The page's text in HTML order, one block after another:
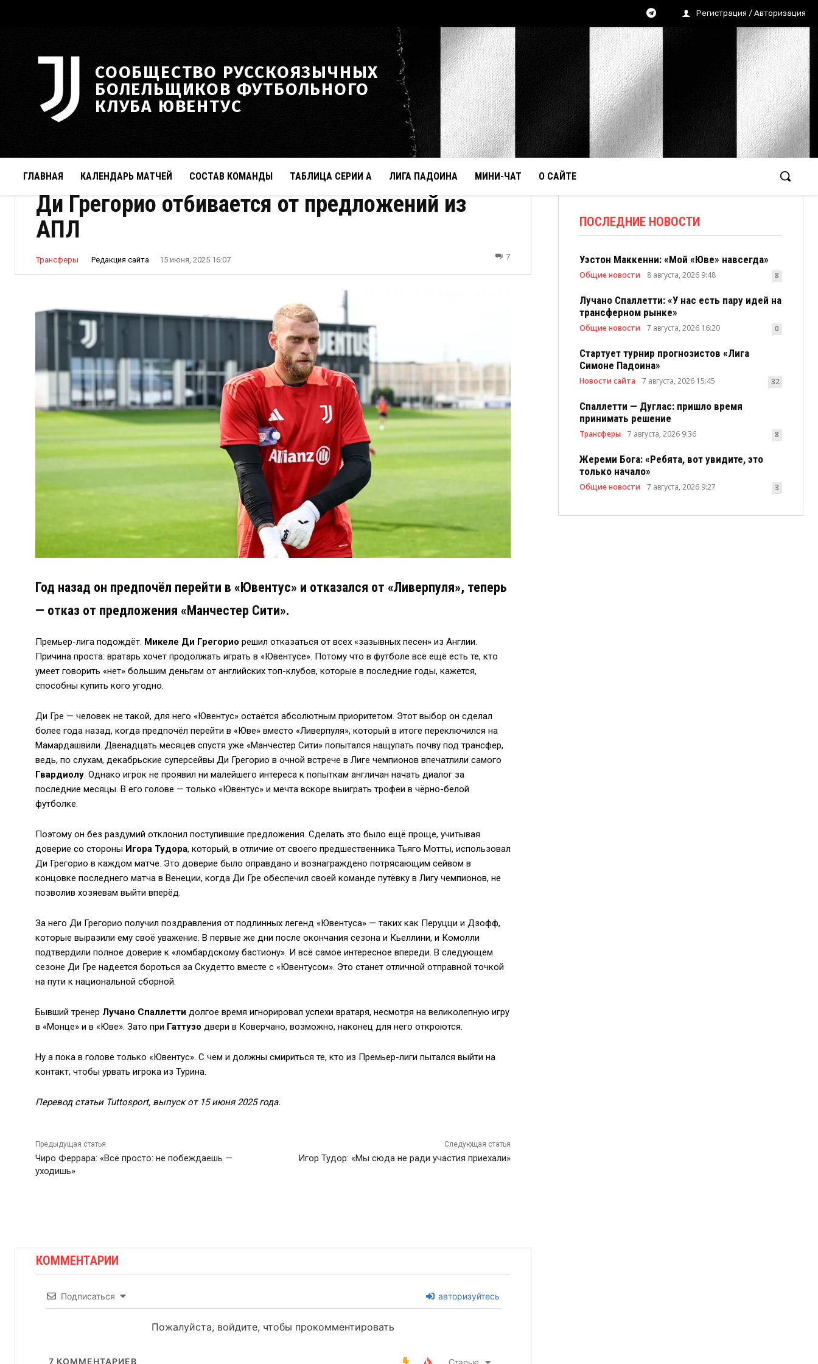
Регистрация / Авторизация
СООБЩЕСТВО РУССКОЯЗЫЧНЫХ
БОЛЕЛЬЩИКОВ ФУТБОЛЬНОГО
КЛУБА ЮВЕНТУС
ГЛАВНАЯ КАЛЕНДАРЬ МАТЧЕЙ СОСТАВ КОМАНДЫ ТАБЛИЦА СЕРИИ А ЛИГА ПАДОИНА МИНИ-ЧАТ О САЙТЕ
Ди Грегорио отбивается от предложений из
АПЛ
Трансферы Редакция сайта 15 июня, 2025 16:07 7
Год назад он предпочёл перейти в «Ювентус» и отказался от «Ливерпуля», теперь
— отказ от предложения «Манчестер Сити».
Премьер-лига подождёт. Микеле Ди Грегорио решил отказаться от всех «зазывных песен» из Англии.
Причина проста: вратарь хочет продолжать играть в «Ювентусе». Потому что в футболе всё ещё есть те, кто
умеет говорить «нет» большим деньгам от английских топ-клубов, которые в последние годы, кажется,
способны купить кого угодно.
Ди Гре — человек не такой, для него «Ювентус» остаётся абсолютным приоритетом. Этот выбор он сделал
более года назад, когда предпочёл перейти в «Юве» вместо «Ливерпуля», который в итоге переключился на
Мамардашвили. Двенадцать месяцев спустя уже «Манчестер Сити» попытался нащупать почву под трансфер,
ведь, по слухам, декабрьские суперсейвы Ди Грегорио в очной встрече в Лиге чемпионов впечатлили самого
Гвардиолу. Однако игрок не проявил ни малейшего интереса к попыткам англичан начать диалог за
последние месяцы. В его голове — только «Ювентус» и мечта вскоре выиграть трофеи в чёрно-белой
футболке.
Поэтому он без раздумий отклонил поступившие предложения. Сделать это было ещё проще, учитывая
доверие со стороны Игора Тудора, который, в отличие от своего предшественника Тьяго Мотты, использовал
Ди Грегорио в каждом матче. Это доверие было оправдано и вознаграждено потрясающим сейвом в
концовке последнего матча в Венеции, когда Ди Гре обеспечил своей команде путёвку в Лигу чемпионов, не
позволив хозяевам выйти вперёд.
За него Ди Грегорио получил поздравления от подлинных легенд «Ювентуса» — таких как Перуцци и Дзофф,
которые выразили ему своё уважение. В первые же дни после окончания сезона и Кьеллини, и Комолли
подтвердили полное доверие к «ломбардскому бастиону». И всё самое интересное впереди. В следующем
сезоне Ди Гре надеется бороться за Скудетто вместе с «Ювентусом». Это станет отличной отправной точкой
на пути к национальной сборной.
Бывший тренер Лучано Спаллетти долгое время игнорировал успехи вратаря, несмотря на великолепную игру
в «Монце» и в «Юве». Зато при Гаттузо двери в Коверчано, возможно, наконец для него откроются.
Ну а пока в голове только «Ювентус». С чем и должны смириться те, кто из Премьер-лиги пытался выйти на
контакт, чтобы урвать игрока из Турина.
Перевод статьи Tuttosport, выпуск от 15 июня 2025 года.
Предыдущая статья
Чиро Феррара: «Всё просто: не побеждаешь —
уходишь»
Следующая статья
Игор Тудор: «Мы сюда не ради участия приехали»
КОММЕНТАРИИ
Подписаться авторизуйтесь
Пожалуйста, войдите, чтобы прокомментировать
7 КОММЕНТАРИЕВ
ПОСЛЕДНИЕ НОВОСТИ
Уэстон Маккенни: «Мой «Юве» навсегда»
Общие новости 8 августа, 2026 9:48 8
Лучано Спаллетти: «У нас есть пару идей на
трансферном рынке»
Общие новости 7 августа, 2026 16:20 0
Стартует турнир прогнозистов «Лига
Симоне Падоина»
Новости сайта 7 августа, 2026 15:45 32
Спаллетти — Дуглас: пришло время
принимать решение
Трансферы 7 августа, 2026 9:36 8
Жереми Бога: «Ребята, вот увидите, это
только начало»
Общие новости 7 августа, 2026 9:27 3